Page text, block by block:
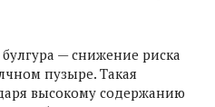
— снижение риска
пузыре. Такая
высокому содержанию